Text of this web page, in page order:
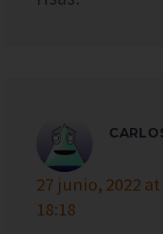
27 junio, 2022 at
18:18